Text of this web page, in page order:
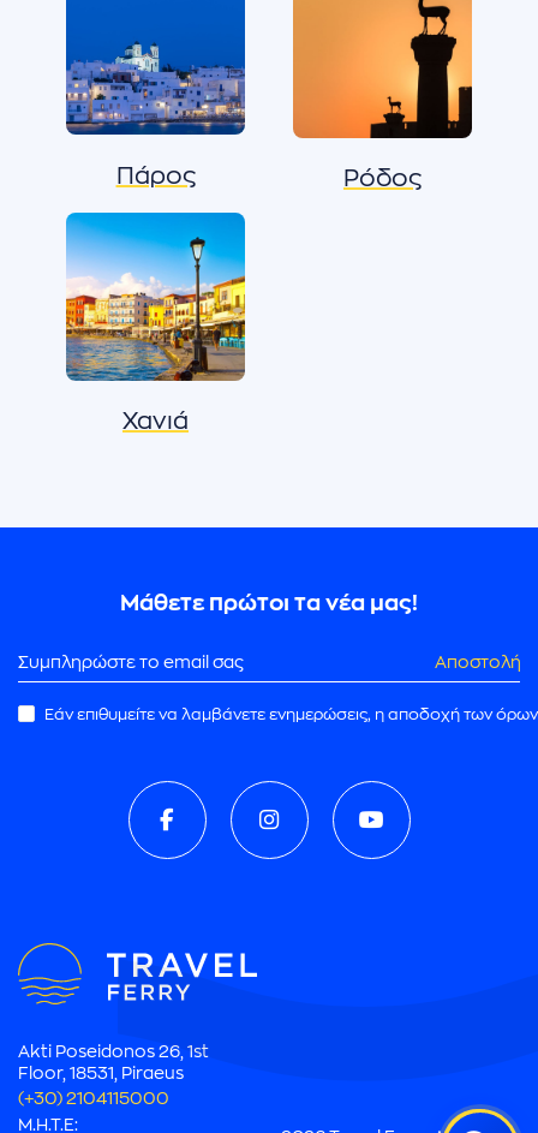
Πάρος Ρόδος
Χανιά
Akti Poseidonos 26, 1st
Floor, 18531, Piraeus
(+30) 2104115000
M.H.T.E:
Μάθετε πρώτοι τα νέα μας!
Αποστολή
Εάν επιθυμείτε να λαμβάνετε ενημερώσεις, η αποδοχή των όρων